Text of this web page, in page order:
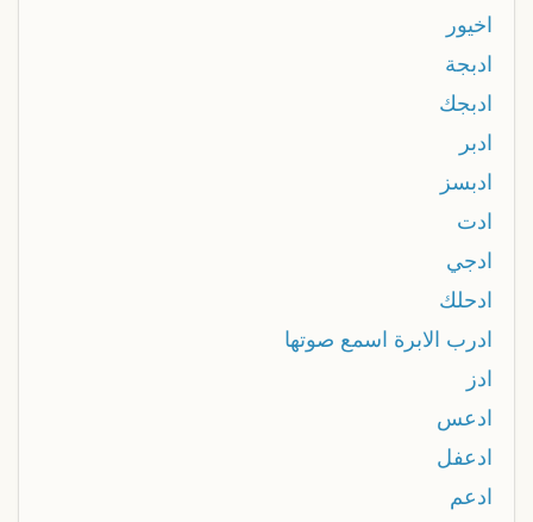
اخيور
ادبجة
ادبجك
ادبر
ادبسز
ادت
ادجي
ادحلك
ادرب الابرة اسمع صوتها
ادز
ادعس
ادعفل
ادعم